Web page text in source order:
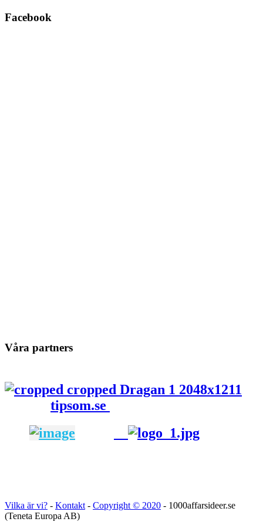
Facebook
Våra partners
tipsom.se
Vilka är vi? - Kontakt - Copyright © 2020 - 1000affarsideer.se
(Teneta Europa AB)